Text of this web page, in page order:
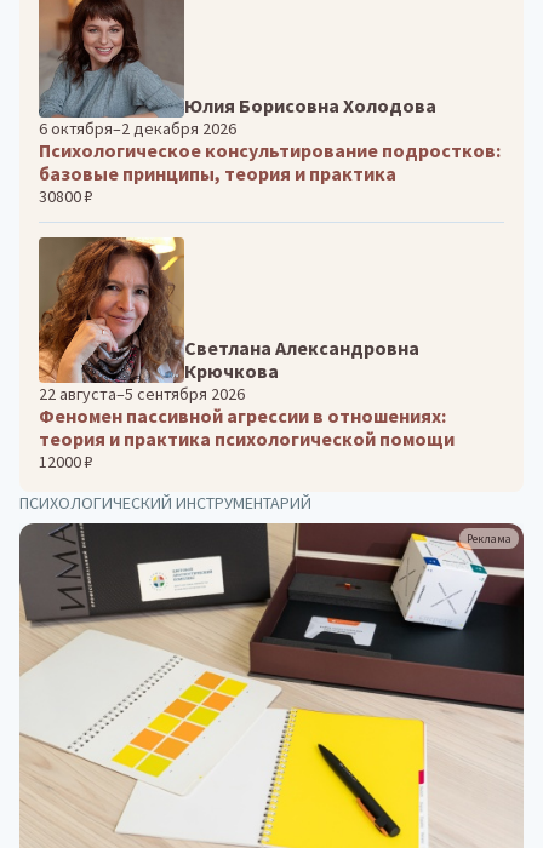
Юлия Борисовна Холодова
6 октября–2 декабря 2026
Психологическое консультирование подростков:
базовые принципы, теория и практика
30800 ₽
Светлана Александровна
Крючкова
22 августа–5 сентября 2026
Феномен пассивной агрессии в отношениях:
теория и практика психологической помощи
12000 ₽
ПСИХОЛОГИЧЕСКИЙ ИНСТРУМЕНТАРИЙ
Реклама